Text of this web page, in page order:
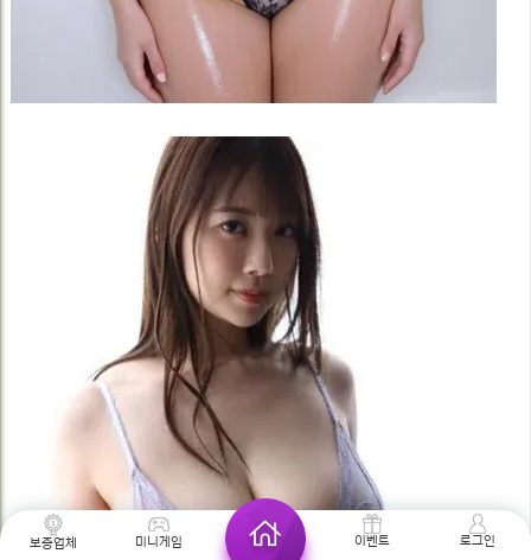
보증업체 미니게임 이벤트 로그인